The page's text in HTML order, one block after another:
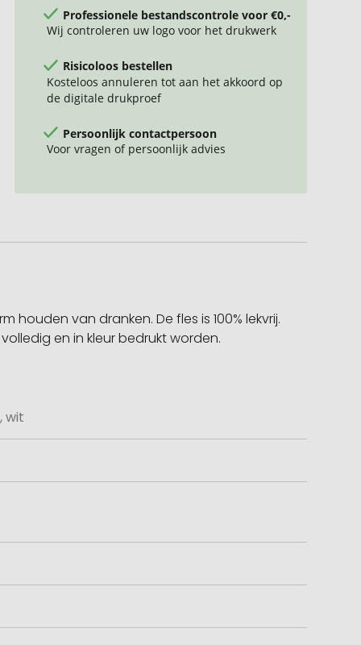
Professionele bestandscontrole voor €0,-
Wij controleren uw logo voor het drukwerk
Risicoloos bestellen
Kosteloos annuleren tot aan het akkoord op
de digitale drukproef
Persoonlijk contactpersoon
Voor vragen of persoonlijk advies
van dranken. De fles is 100% lekvrij.
en in kleur bedrukt worden.
wit